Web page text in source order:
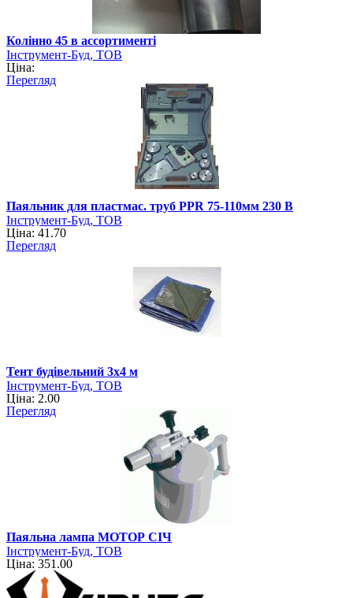
Колінно 45 в ассортименті
Інструмент-Буд, ТОВ
Ціна:
Перегляд
Паяльник для пластмас. труб PPR 75-110мм 230 В
Інструмент-Буд, ТОВ
Ціна: 41.70
Перегляд
Тент будівельний 3х4 м
Інструмент-Буд, ТОВ
Ціна: 2.00
Перегляд
Паяльна лампа МОТОР СІЧ
Інструмент-Буд, ТОВ
Ціна: 351.00